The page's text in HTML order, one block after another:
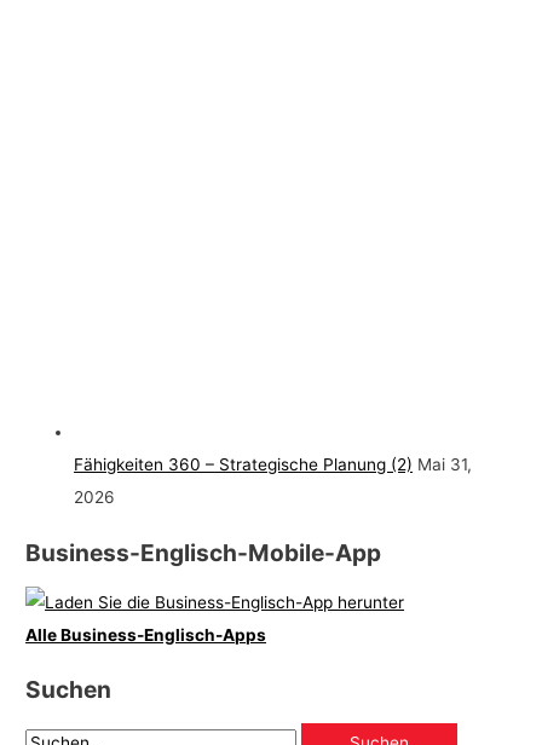
Fähigkeiten 360 – Strategische Planung (2) Mai 31,
2026
Business-Englisch-Mobile-App
Alle Business-Englisch-Apps
Suchen